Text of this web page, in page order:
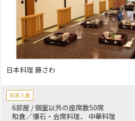
日本料理 藤さわ
収容人数
6部屋 / 個室以外の座席数50席
和食／懐石・会席料理
中華料理